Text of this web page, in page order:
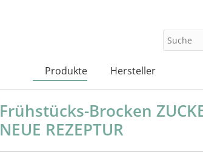
Produkte Hersteller
Frühstücks-Brocken
NEUE REZEPTUR